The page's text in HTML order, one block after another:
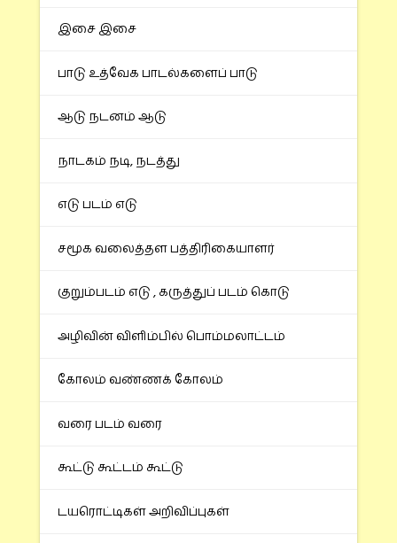
இசை இசை
பாடு உத்வேக பாடல்களைப் பாடு
ஆடு நடனம் ஆடு
நாடகம் நடி, நடத்து
எடு படம் எடு
சமூக வலைத்தள பத்திரிகையாளர்
குறும்படம் எடு , கருத்துப் படம் கொடு
அழிவின் விளிம்பில் பொம்மலாட்டம்
கோலம் வண்ணக் கோலம்
வரை படம் வரை
கூட்டு கூட்டம் கூட்டு
டயரொட்டிகள் அறிவிப்புகள்